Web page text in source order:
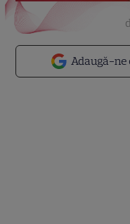
Adaugă-ne